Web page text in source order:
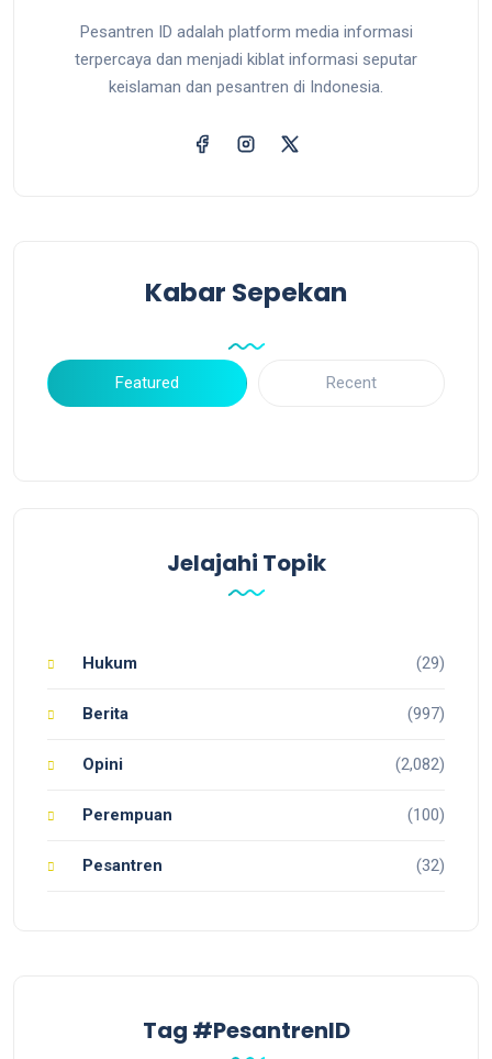
Pesantren ID adalah platform media informasi
terpercaya dan menjadi kiblat informasi seputar
keislaman dan pesantren di Indonesia.
Kabar Sepekan
Featured Recent
Jelajahi Topik
Hukum (29)
Berita (997)
Opini (2,082)
Perempuan (100)
Pesantren (32)
Tag #PesantrenID